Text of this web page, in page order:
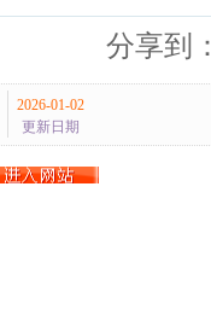
分享到：
2026-01-02
更新日期